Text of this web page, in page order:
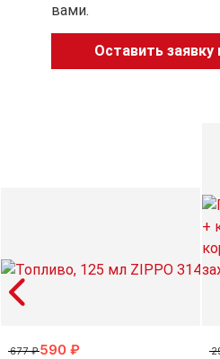
вами.
Оставить заявку
677 ₽590 ₽